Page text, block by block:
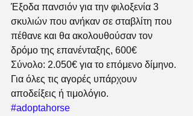
Έξοδα πανσιόν για την φιλοξενία 3
σκυλιών που ανήκαν σε σταβλίτη που
πέθανε και θα ακολουθούσαν τον
δρόμο της επανένταξης, 600€
Σύνολο: 2.050€ για το επόμενο δίμηνο.
Για όλες τις αγορές υπάρχουν
αποδείξεις ή τιμολόγιο.
#adoptahorse